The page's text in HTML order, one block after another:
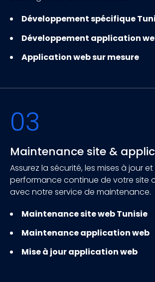
Développement spécifique
Développement application
Application web sur mesure
03
Maintenance site &
Assurez la sécurité, les mises à jour et
performance continue de votre site
avec notre service de maintenance.
Maintenance site web Tunisie
Maintenance application web
Mise à jour application web